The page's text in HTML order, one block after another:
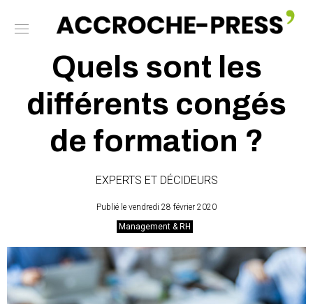
Quels sont les
différents congés
de formation ?
EXPERTS ET DÉCIDEURS
Publié le vendredi 28 février 2020
Management & RH